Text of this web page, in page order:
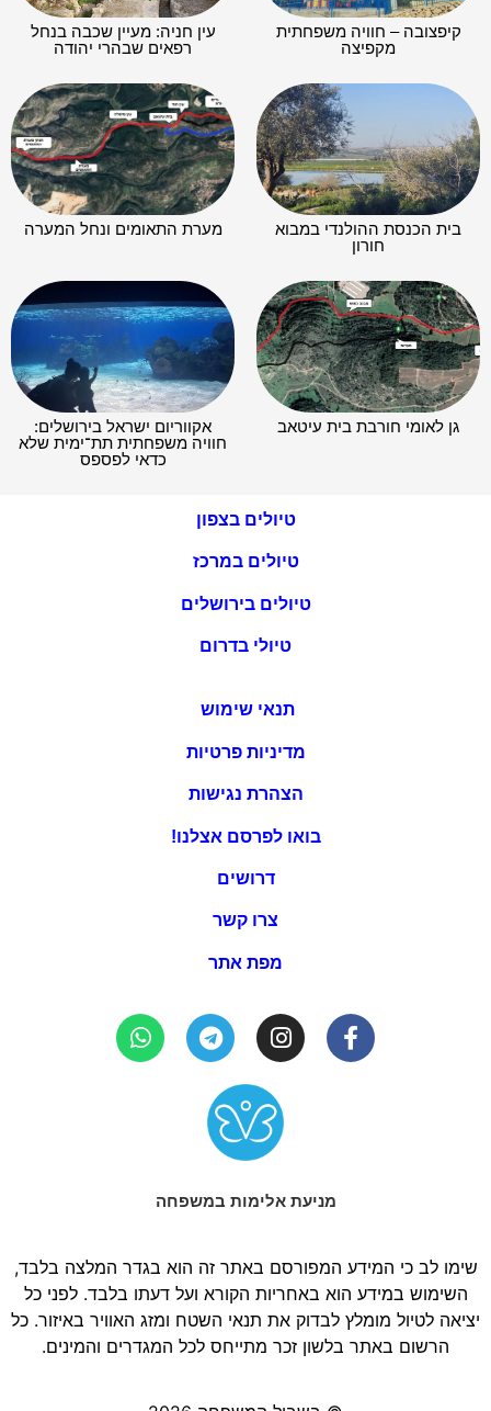
קיפצובה – חוויה משפחתית
מקפיצה
עין חניה: מעיין שכבה בנחל
רפאים שבהרי יהודה
בית הכנסת ההולנדי במבוא
חורון
מערת התאומים ונחל המערה
גן לאומי חורבת בית עיטאב
אקווריום ישראל בירושלים:
חוויה משפחתית תת־ימית שלא
כדאי לפספס
טיולים בצפון
טיולים במרכז
טיולים בירושלים
טיולי בדרום
תנאי שימוש
מדיניות פרטיות
הצהרת נגישות
בואו לפרסם אצלנו!
דרושים
צרו קשר
מפת אתר
מניעת אלימות במשפחה
שימו לב כי המידע המפורסם באתר זה הוא בגדר המלצה בלבד,
השימוש במידע הוא באחריות הקורא ועל דעתו בלבד. לפני כל
יציאה לטיול מומלץ לבדוק את תנאי השטח ומזג האוויר באיזור. כל
הרשום באתר בלשון זכר מתייחס לכל המגדרים והמינים.